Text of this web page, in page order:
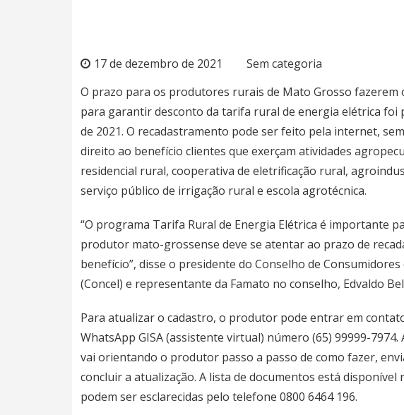
17 de dezembro de 2021
Sem categoria
O prazo para os produtores rurais de Mato Grosso fazerem
para garantir desconto da tarifa rural de energia elétrica foi
de 2021. O recadastramento pode ser feito pela internet,
direito ao benefício clientes que exerçam atividades
residencial rural, cooperativa de eletrificação rural,
serviço público de irrigação rural e escola agrotécnica.
“O programa Tarifa Rural de Energia Elétrica é importante
produtor mato-grossense deve se atentar ao prazo de
benefício”, disse o presidente do Conselho de
(Concel) e representante da Famato no conselho, Edvaldo
Para atualizar o cadastro, o produtor pode entrar em
WhatsApp GISA (assistente virtual) número (65) 99999-
vai orientando o produtor passo a passo de como fazer,
concluir a atualização. A lista de documentos está disponível
podem ser esclarecidas pelo telefone 0800 6464 196.